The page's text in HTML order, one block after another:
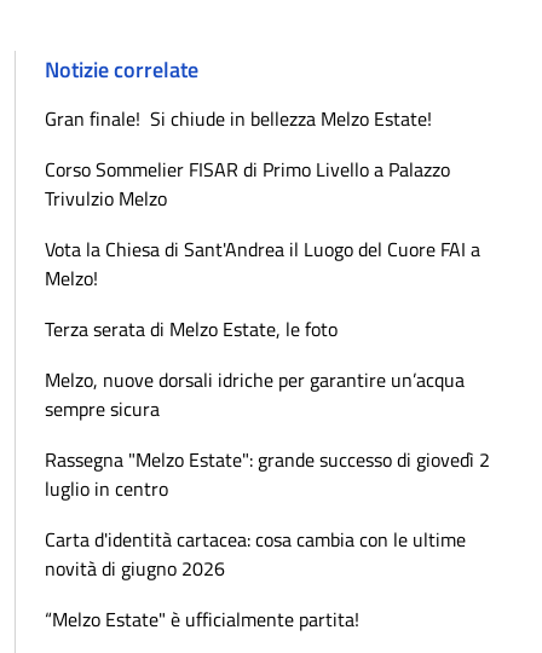
Notizie correlate
Gran finale! Si chiude in bellezza Melzo Estate!
Corso Sommelier FISAR di Primo Livello a Palazzo
Trivulzio Melzo
Vota la Chiesa di Sant'Andrea il Luogo del Cuore FAI a
Melzo!
Terza serata di Melzo Estate, le foto
Melzo, nuove dorsali idriche per garantire un’acqua
sempre sicura
Rassegna "Melzo Estate": grande successo di giovedì 2
luglio in centro
Carta d'identità cartacea: cosa cambia con le ultime
novità di giugno 2026
“Melzo Estate" è ufficialmente partita!